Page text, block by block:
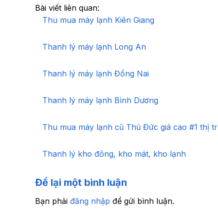
Bài viết liên quan:
Thu mua máy lạnh Kiên Giang
Thanh lý máy lạnh Long An
Thanh lý máy lạnh Đồng Nai
Thanh lý máy lạnh Bình Dương
Thu mua máy lạnh cũ Thủ Đức giá cao #1 thị
Thanh lý kho đông, kho mát, kho lạnh
Để lại một bình luận
Bạn phải đăng nhập để gửi bình luận.